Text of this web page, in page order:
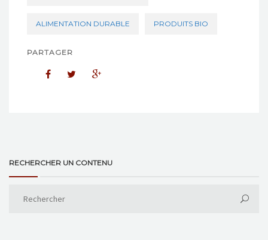
ALIMENTATION DURABLE PRODUITS BIO
PARTAGER
RECHERCHER UN CONTENU